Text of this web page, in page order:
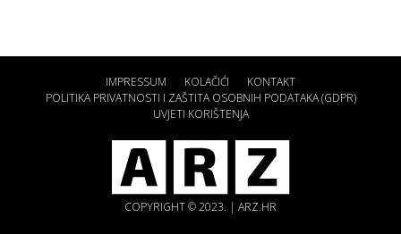
IMPRESSUM KOLAČIĆI
KONTAKT
POLITIKA PRIVATNOSTI I ZAŠTITA OSOBNIH PODATAKA (GDPR)
UVJETI KORIŠTENJA
COPYRIGHT © 2023. | ARZ.HR